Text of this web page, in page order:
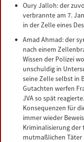
Oury Jalloh: der
verbrannte am 7.
in der Zelle eines
Amad Ahmad: der
nach einem
Wissen der Polizei
unschuldig in
seine Zelle selbst in
Gutachten werfen
JVA so spät
Konsequenzen für
immer wieder
Kriminalisierung der
mutmaßlichen